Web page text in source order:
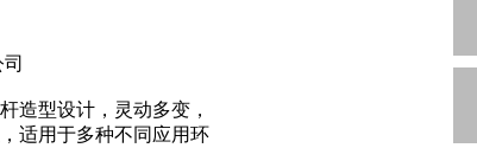
造型设计，灵动多变，
适用于多种不同应用环